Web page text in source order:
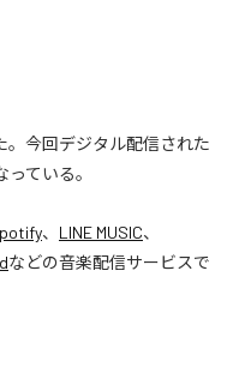
。今回デジタル配信された
っている。
、 LINE MUSIC、
などの音楽配信サービスで